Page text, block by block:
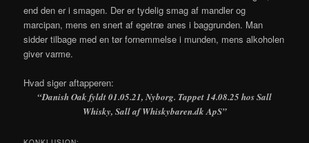
end den er i smagen. Der er tydelig smag af mandler og
marcipan, mens en snert af egetræ anes i baggrunden. Man
sidder tilbage med en tør fornemmelse i munden, mens alkoholen
giver varme.
Hvad siger aftapperen:
“Danish Oak fyldt 01.05.21, Nyborg. Tappet 14.08.25 hos Sall
Whisky, Sall af Whiskybaren.dk ApS”